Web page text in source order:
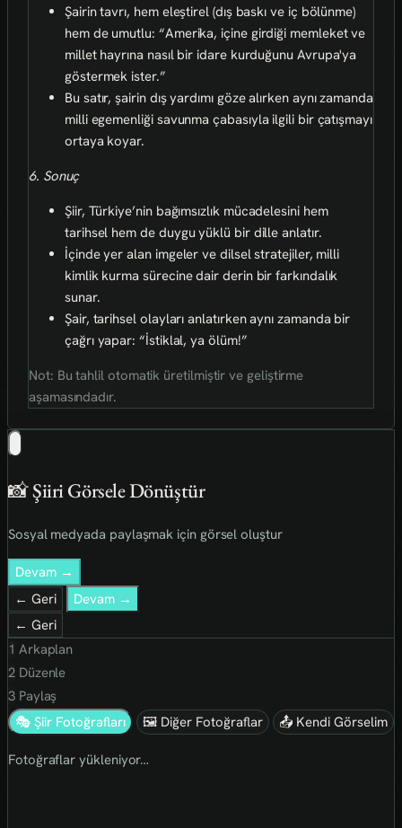
Şairin tavrı, hem eleştirel (dış baskı ve iç bölünme)
hem de umutlu: “Amerika, içine girdiği memleket ve
millet hayrına nasıl bir idare kurduğunu Avrupa'ya
göstermek ister.”
Bu satır, şairin dış yardımı göze alırken aynı zamanda
milli egemenliği savunma çabasıyla ilgili bir çatışmayı
ortaya koyar.
6. Sonuç
Şiir, Türkiye’nin bağımsızlık mücadelesini hem
tarihsel hem de duygu yüklü bir dille anlatır.
İçinde yer alan imgeler ve dilsel stratejiler, milli
kimlik kurma sürecine dair derin bir farkındalık
sunar.
Şair, tarihsel olayları anlatırken aynı zamanda bir
çağrı yapar: “İstiklal, ya ölüm!”
Not: Bu tahlil otomatik üretilmiştir ve geliştirme
aşamasındadır.
📸 Şiiri Görsele Dönüştür
Sosyal medyada paylaşmak için görsel oluştur
Devam →
← Geri
Devam →
← Geri
1 Arkaplan
2Düzenle
3Paylaş
🎭 Şiir Fotoğrafları
🖼 Diğer Fotoğraflar 📤 Kendi Görselim
Fotoğraflar yükleniyor…